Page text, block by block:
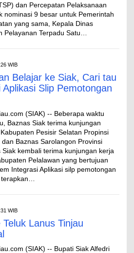
dan Percepatan Pelaksanaan
nominasi 9 besar untuk Pemerintah
yang sama, Kepala Dinas
Pelayanan Terpadu Satu…
WIB
Belajar ke Siak, Cari tau
Slip Pemotongan
(SIAK) -- Beberapa waktu
Baznas Siak terima kunjungan
Pesisir Selatan Propinsi
dan Baznas Sarolangon Provinsi
kembali terima kunjungan kerja
Pelalawan yang bertujuan
Integrasi Aplikasi silp pemotongan
WIB
Lanus Tinjau
(SIAK) -- Bupati Siak Alfedri